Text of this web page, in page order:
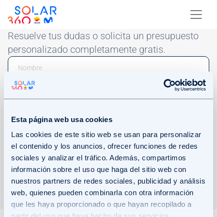
Esta página web usa cookies
Las cookies de este sitio web se usan para personalizar
el contenido y los anuncios, ofrecer funciones de redes
sociales y analizar el tráfico. Además, compartimos
información sobre el uso que haga del sitio web con
nuestros partners de redes sociales, publicidad y análisis
web, quienes pueden combinarla con otra información
que les haya proporcionado o que hayan recopilado a
Skip to main content
Image
Resuelve tus dudas o solicita un presupuesto
personalizado completamente gratis.
Email
Phone Number
Acepto recibir comunicaciones comerciales mediante el envío de
Haz clic en Más información para consultar cómo
trataremos tus datos. Más información.
ENVIAR